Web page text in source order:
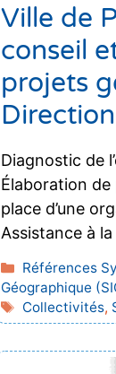
Ville de
conseil
projets
Diagnostic de
Élaboration
place d’une
Assistance à
Catégories
Références
Géographique
Étiquettes
Collectivités,